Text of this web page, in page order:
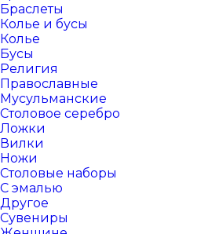
Браслеты
Колье и бусы
Колье
Бусы
Религия
Православные
Мусульманские
Столовое серебро
Ложки
Вилки
Ножи
Столовые наборы
С эмалью
Другое
Сувениры